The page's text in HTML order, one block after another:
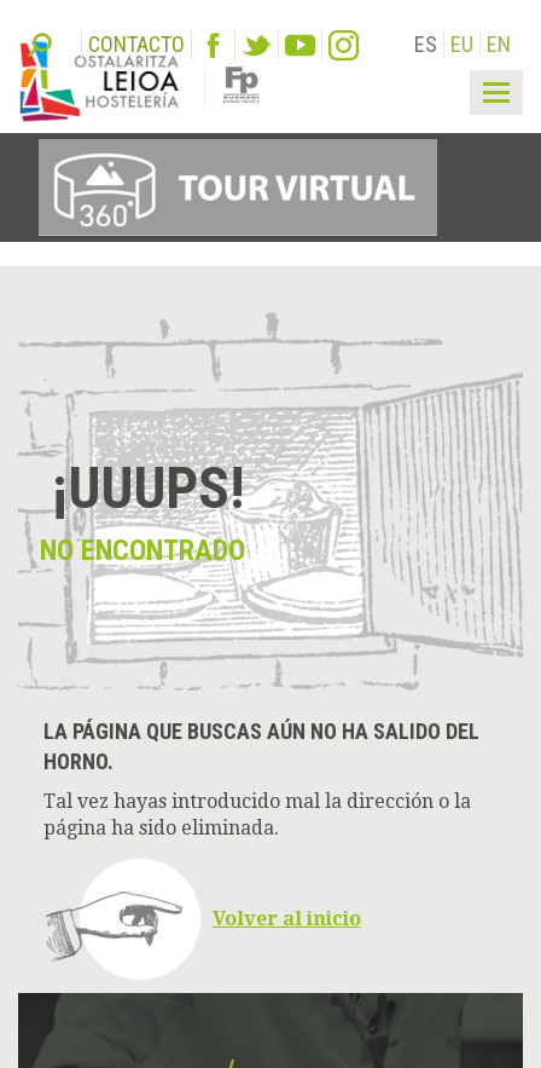
CONTACTO ES EU EN
¡UUUPS!
NO ENCONTRADO
LA PÁGINA QUE BUSCAS AÚN NO HA SALIDO DEL
HORNO.
Tal vez hayas introducido mal la dirección o la
página ha sido eliminada.
Volver al inicio